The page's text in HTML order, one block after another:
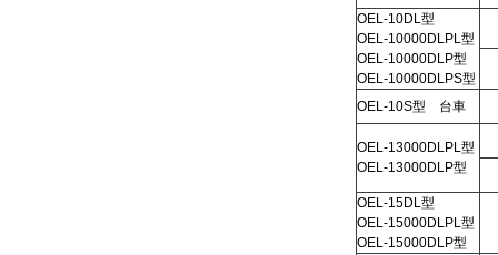
OEL-10DL型
OEL-10000DLPL型
OEL-10000DLP型
OEL-10000DLPS型
OEL-10S型 台車
OEL-13000DLPL型
OEL-13000DLP型
OEL-15DL型
OEL-15000DLPL型
OEL-15000DLP型